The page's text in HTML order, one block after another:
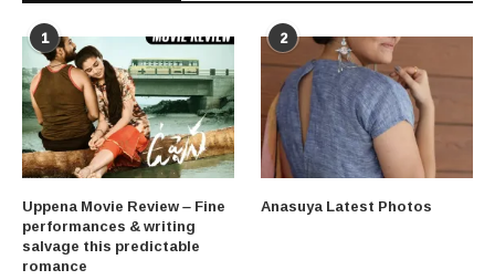
1
Uppena Movie Review – Fine
performances & writing
salvage this predictable
romance
2
Anasuya Latest Photos